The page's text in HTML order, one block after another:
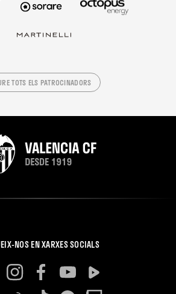
TOTS ELS PATROCINADORS
NOS EN XARXES SOCIALS